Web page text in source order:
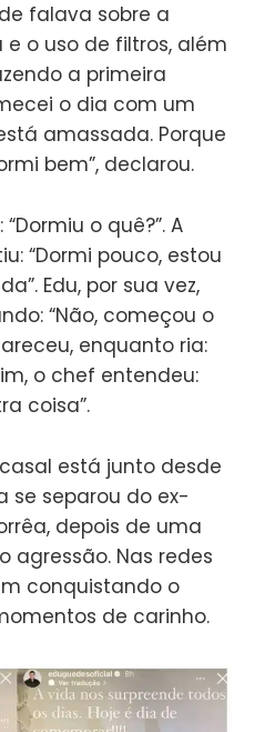
falava sobre a
o uso de filtros, além
a primeira
o dia com um
amassada. Porque
bem”, declarou.
o quê?”. A
“Dormi pouco, estou
Edu, por sua vez,
“Não, começou o
enquanto ria:
o chef entendeu:
coisa”.
está junto desde
se separou do ex-
depois de uma
agressão. Nas redes
conquistando o
de carinho.